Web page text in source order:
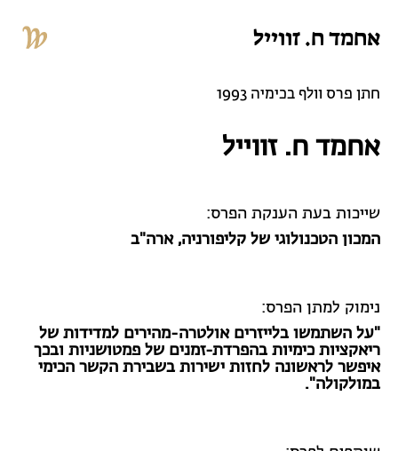
אחמד ח. זווייל
חתן פרס וולף בכימיה 1993
אחמד ח. זווייל
שייכות בעת הענקת הפרס:
המכון הטכנולוגי של קליפורניה, ארה"ב
נימוק למתן הפרס:
"על השתמשו בלייזרים אולטרה-מהירים למדידות של
ריאקציות כימיות בהפרדת-זמנים של פמטושניות ובכך
איפשר לראשונה לחזות ישירות בשבירת הקשר הכימי
במולקולה".